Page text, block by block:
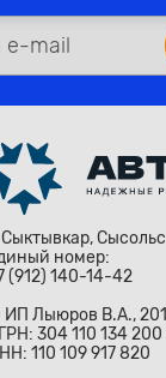
Сыктывкар,
номер:
(912) 140-14-42
Лыюров В.А.,
304 110 134 200
110 109 917 820